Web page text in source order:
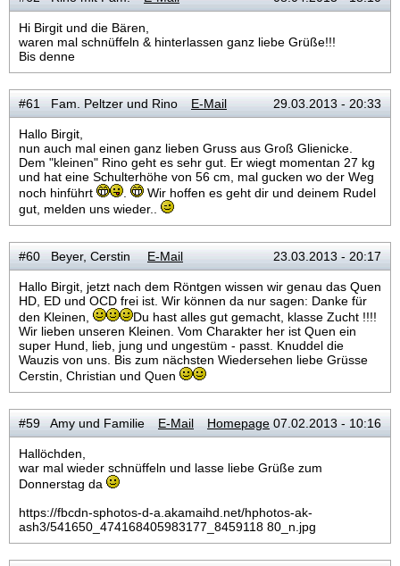
Hi Birgit und die Bären,
waren mal schnüffeln & hinterlassen ganz liebe Grüße!!!
Bis denne
#61 Fam. Peltzer und Rino E-Mail 29.03.2013 - 20:33
Hallo Birgit,
nun auch mal einen ganz lieben Gruss aus Groß Glienicke.
Dem "kleinen" Rino geht es sehr gut. Er wiegt momentan 27 kg
und hat eine Schulterhöhe von 56 cm, mal gucken wo der Weg
noch hinführt
Wir hoffen es geht dir und deinem Rudel
gut, melden uns wieder..
#60 Beyer, Cerstin E-Mail 23.03.2013 - 20:17
Hallo Birgit, jetzt nach dem Röntgen wissen wir genau das Quen
HD, ED und OCD frei ist. Wir können da nur sagen: Danke für
den Kleinen,
Du hast alles gut gemacht, klasse Zucht !!!!
Wir lieben unseren Kleinen. Vom Charakter her ist Quen ein
super Hund, lieb, jung und ungestüm - passt. Knuddel die
Wauzis von uns. Bis zum nächsten Wiedersehen liebe Grüsse
Cerstin, Christian und Quen
#59 Amy und Familie E-Mail Homepage 07.02.2013 - 10:16
Hallöchden,
war mal wieder schnüffeln und lasse liebe Grüße zum
Donnerstag da
https://fbcdn-sphotos-d-a.akamaihd.net/hphotos-ak-
ash3/541650_474168405983177_8459118 80_n.jpg